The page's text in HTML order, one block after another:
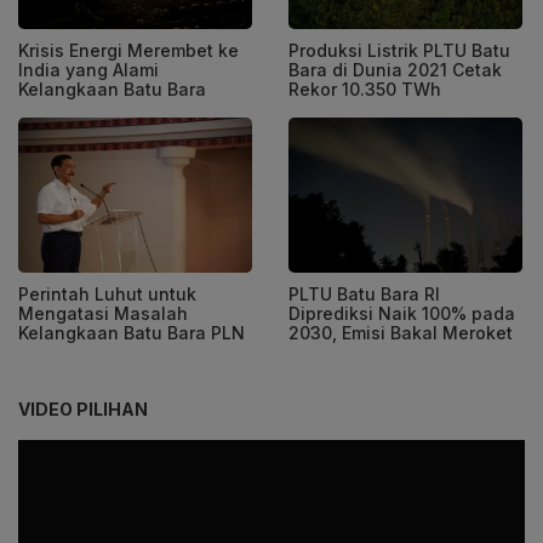
Krisis Energi Merembet ke
India yang Alami
Kelangkaan Batu Bara
Produksi Listrik PLTU Batu
Bara di Dunia 2021 Cetak
Rekor 10.350 TWh
Perintah Luhut untuk
Mengatasi Masalah
Kelangkaan Batu Bara PLN
PLTU Batu Bara RI
Diprediksi Naik 100% pada
2030, Emisi Bakal Meroket
VIDEO PILIHAN